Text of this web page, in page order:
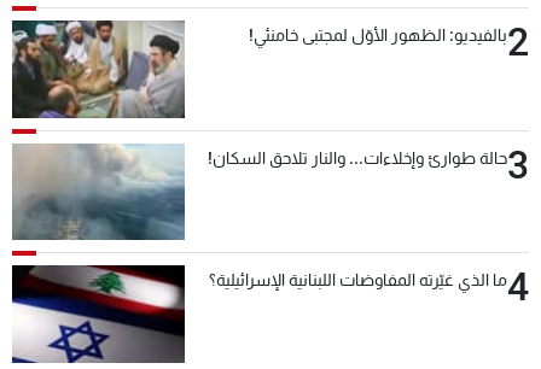
2بالفيديو: الظهور الأوّل لمجتبى خامنئي!
3حالة طوارئ وإخلاءات... والنار تلاحق السكان!
4ما الذي غيّرته المفاوضات اللبنانية الإسرائيلية؟